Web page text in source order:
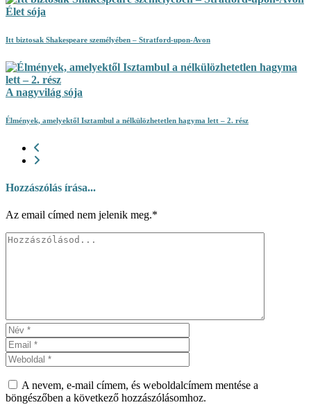
Élet sója
Itt biztosak Shakespeare személyében – Stratford-upon-Avon
A nagyvilág sója
Élmények, amelyektől Isztambul a nélkülözhetetlen hagyma lett – 2. rész
Hozzászólás írása...
Az email címed nem jelenik meg.*
A nevem, e-mail címem, és weboldalcímem mentése a
böngészőben a következő hozzászólásomhoz.